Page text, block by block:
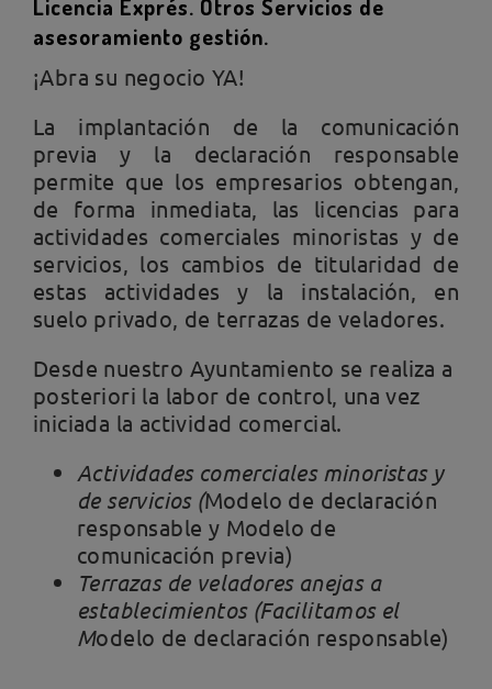
Licencia Exprés. Otros Servicios de
asesoramiento gestión.
¡Abra su negocio YA!
La implantación de la comunicación
previa y la declaración responsable
permite que los empresarios obtengan,
de forma inmediata, las licencias para
actividades comerciales minoristas y de
servicios, los cambios de titularidad de
estas actividades y la instalación, en
suelo privado, de terrazas de veladores.
Desde nuestro Ayuntamiento se realiza a
posteriori la labor de control, una vez
iniciada la actividad comercial.
Actividades comerciales minoristas y
de servicios (Modelo de declaración
responsable y Modelo de
comunicación previa)
Terrazas de veladores anejas a
establecimientos(Facilitamos el
Modelo de declaración responsable)